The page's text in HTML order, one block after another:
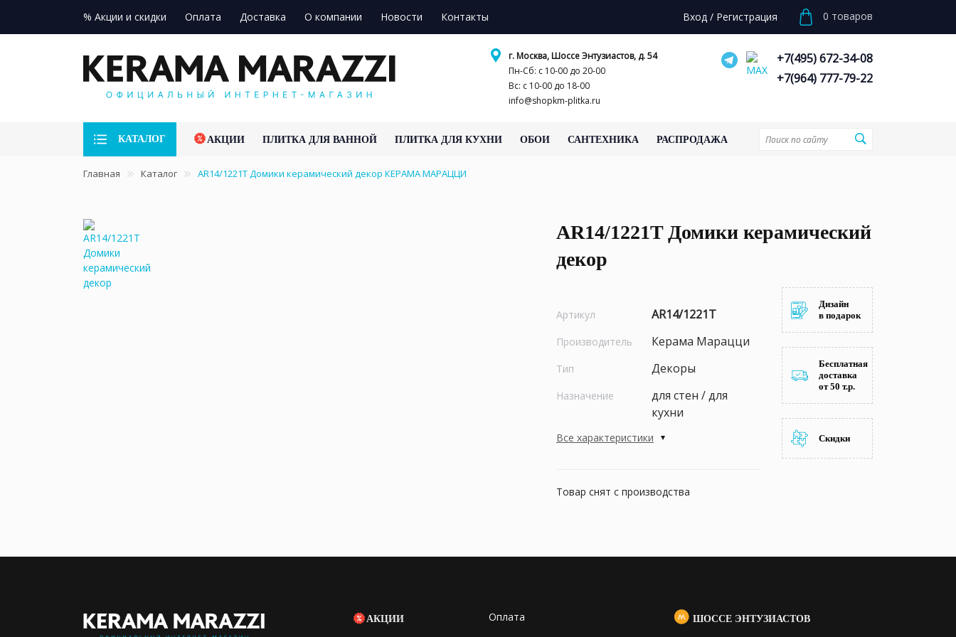
% Акции и скидки Оплата Доставка О компании Новости Контакты Вход / Регистрация 0 товаров
г. Москва, Шоссе Энтузиастов, д. 54
Пн-Сб: с 10-00 до 20-00
Вс: с 10-00 до 18-00
info@shopkm-plitka.ru
+7(495) 672-34-08
+7(964) 777-79-22
КАТАЛОГ АКЦИИ ПЛИТКА ДЛЯ ВАННОЙ ПЛИТКА ДЛЯ КУХНИ ОБОИ САНТЕХНИКА РАСПРОДАЖА
Главная Каталог AR14/1221T Домики керамический декор КЕРАМА МАРАЦЦИ
AR14/1221T Домики керамический
декор
Артикул AR14/1221T
Производитель Керама Марацци
Тип Декоры
Назначение
для стен / для
кухни
Все характеристики
Товар снят с производства
Дизайн
в подарок
Бесплатная
доставка
от 50 т.р.
Скидки
АКЦИИ Оплата ШОССЕ ЭНТУЗИАСТОВ